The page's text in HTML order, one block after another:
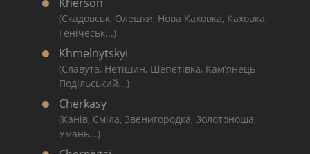
(Скадовськ, Олешки, Нова Каховка, Каховка,
Генічеськ...)
Khmelnytskyi
(Славута, Нетішин, Шепетівка, Кам'янець-
Подільський...)
Cherkasy
(Канів, Сміла, Звенигородка, Золотоноша,
Умань...)